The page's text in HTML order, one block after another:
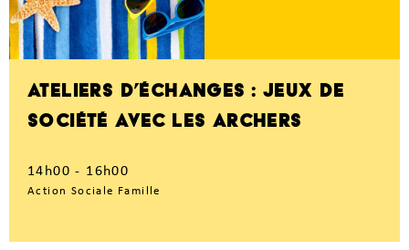
ATELIERS D’ÉCHANGES : JEUX DE
SOCIÉTÉ AVEC LES ARCHERS
14h00 - 16h00
Action Sociale Famille